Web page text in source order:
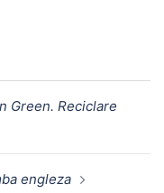
Green. Reciclare
engleza